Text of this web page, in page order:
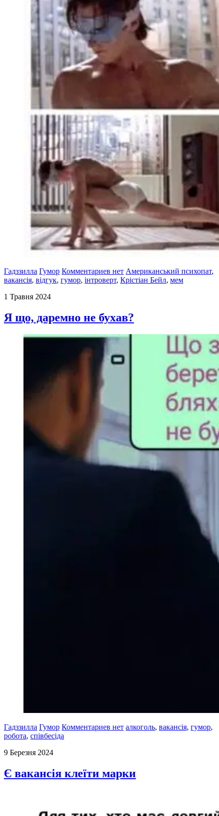
Гадззилла Гумор Комментариев нет Американський психопат,
вакансія, відгук, гумор, інтроверт, Крістіан Бейл, мем
1 Травня 2024
Я що, даремно не бухав?
Гадззилла Гумор Комментариев нет алкоголь, вакансія, гумор,
робота, співбесіда
9 Березня 2024
Є вакансія клеїти марки